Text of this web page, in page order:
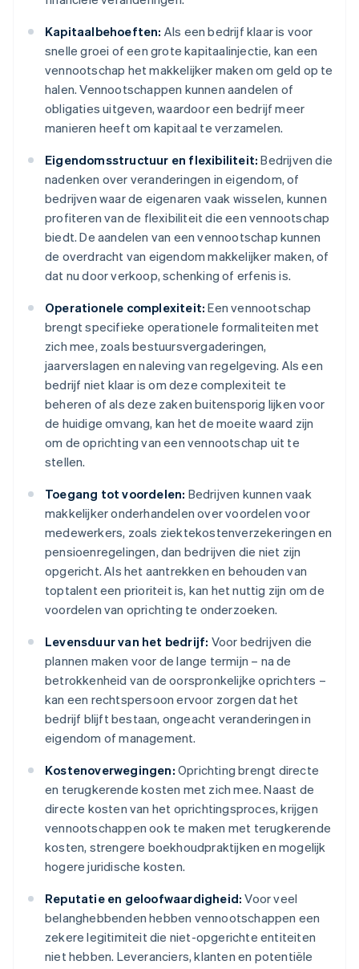
Kapitaalbehoeften: Als een bedrijf klaar is voor
snelle groei of een grote kapitaalinjectie, kan een
vennootschap het makkelijker maken om geld op te
halen. Vennootschappen kunnen aandelen of
obligaties uitgeven, waardoor een bedrijf meer
manieren heeft om kapitaal te verzamelen.
Eigendomsstructuur en flexibiliteit: Bedrijven die
nadenken over veranderingen in eigendom, of
bedrijven waar de eigenaren vaak wisselen, kunnen
profiteren van de flexibiliteit die een vennootschap
biedt. De aandelen van een vennootschap kunnen
de overdracht van eigendom makkelijker maken, of
dat nu door verkoop, schenking of erfenis is.
Operationele complexiteit: Een vennootschap
brengt specifieke operationele formaliteiten met
zich mee, zoals bestuursvergaderingen,
jaarverslagen en naleving van regelgeving. Als een
bedrijf niet klaar is om deze complexiteit te
beheren of als deze zaken buitensporig lijken voor
de huidige omvang, kan het de moeite waard zijn
om de oprichting van een vennootschap uit te
stellen.
Toegang tot voordelen: Bedrijven kunnen vaak
makkelijker onderhandelen over voordelen voor
medewerkers, zoals ziektekostenverzekeringen en
pensioenregelingen, dan bedrijven die niet zijn
opgericht. Als het aantrekken en behouden van
toptalent een prioriteit is, kan het nuttig zijn om de
voordelen van oprichting te onderzoeken.
Levensduur van het bedrijf: Voor bedrijven die
plannen maken voor de lange termijn – na de
betrokkenheid van de oorspronkelijke oprichters –
kan een rechtspersoon ervoor zorgen dat het
bedrijf blijft bestaan, ongeacht veranderingen in
eigendom of management.
Kostenoverwegingen: Oprichting brengt directe
en terugkerende kosten met zich mee. Naast de
directe kosten van het oprichtingsproces, krijgen
vennootschappen ook te maken met terugkerende
kosten, strengere boekhoudpraktijken en mogelijk
hogere juridische kosten.
Reputatie en geloofwaardigheid: Voor veel
belanghebbenden hebben vennootschappen een
zekere legitimiteit die niet-opgerichte entiteiten
niet hebben. Leveranciers, klanten en potentiële